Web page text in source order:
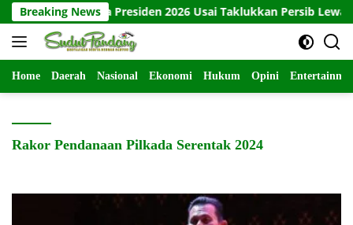
Langsung
ke
konten
Breaking News
Juara Piala Presiden 2026 Usai Taklukkan Persib Lewat
Home Daerah Nasional Ekonomi Hukum Opini
Rakor Pendanaan Pilkada Serentak 2024